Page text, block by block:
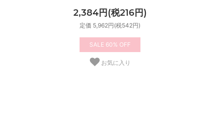
2,384円(税216円)
定価 5,962円(税542円)
60%
お気に入り